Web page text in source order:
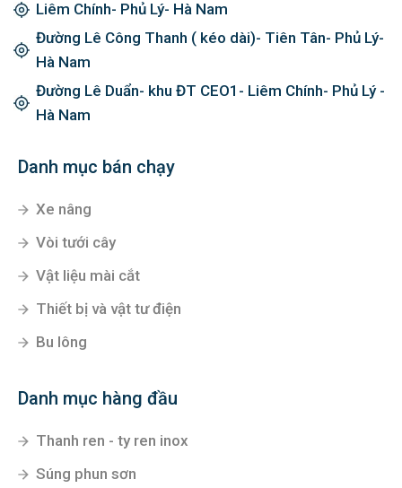
Liêm Chính- Phủ Lý- Hà Nam
Đường Lê Công Thanh ( kéo dài)- Tiên Tân- Phủ Lý-
Hà Nam
Đường Lê Duẩn- khu ĐT CEO1- Liêm Chính- Phủ Lý -
Hà Nam
Danh mục bán chạy
Xe nâng
Vòi tưới cây
Vật liệu mài cắt
Thiết bị và vật tư điện
Bu lông
Danh mục hàng đầu
Thanh ren - ty ren inox
Súng phun sơn